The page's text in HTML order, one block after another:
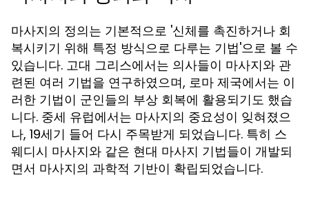
마사지의 정의는 기본적으로 '신체를 촉진하거나 회
복시키기 위해 특정 방식으로 다루는 기법'으로 볼 수
있습니다. 고대 그리스에서는 의사들이 마사지와 관
련된 여러 기법을 연구하였으며, 로마 제국에서는 이
러한 기법이 군인들의 부상 회복에 활용되기도 했습
니다. 중세 유럽에서는 마사지의 중요성이 잊혀졌으
나, 19세기 들어 다시 주목받게 되었습니다. 특히 스
웨디시 마사지와 같은 현대 마사지 기법들이 개발되
면서 마사지의 과학적 기반이 확립되었습니다.